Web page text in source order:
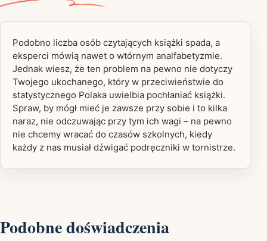
Podobno liczba osób czytających książki spada, a
eksperci mówią nawet o wtórnym analfabetyzmie.
Jednak wiesz, że ten problem na pewno nie dotyczy
Twojego ukochanego, który w przeciwieństwie do
statystycznego Polaka uwielbia pochłaniać książki.
Spraw, by mógł mieć je zawsze przy sobie i to kilka
naraz, nie odczuwając przy tym ich wagi – na pewno
nie chcemy wracać do czasów szkolnych, kiedy
każdy z nas musiał dźwigać podręczniki w tornistrze.
Podobne doświadczenia